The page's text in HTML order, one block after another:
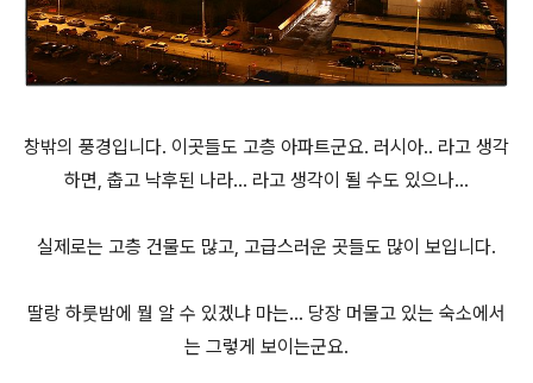
창밖의 풍경입니다. 이곳들도 고층 아파트군요. 러시아.. 라고 생각
하면, 춥고 낙후된 나라... 라고 생각이 될 수도 있으나...
실제로는 고층 건물도 많고, 고급스러운 곳들도 많이 보입니다.
딸랑 하룻밤에 뭘 알 수 있겠냐 마는... 당장 머물고 있는 숙소에서
는 그렇게 보이는군요.